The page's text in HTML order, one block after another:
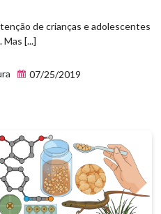
de crianças e adolescentes
Mas [...]
07/25/2019